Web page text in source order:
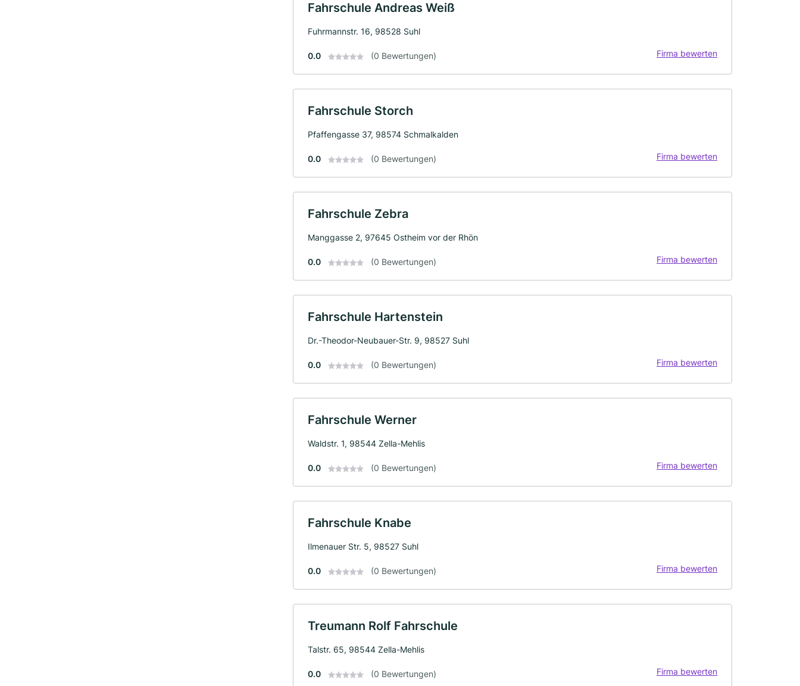
Fahrschule Andreas Weiß
Fuhrmannstr. 16, 98528 Suhl
0.0 (0 Bewertungen) Firma bewerten
Fahrschule Storch
Pfaffengasse 37, 98574 Schmalkalden
0.0 (0 Bewertungen) Firma bewerten
Fahrschule Zebra
Manggasse 2, 97645 Ostheim vor der Rhön
0.0 (0 Bewertungen) Firma bewerten
Fahrschule Hartenstein
Dr.-Theodor-Neubauer-Str. 9, 98527 Suhl
0.0 (0 Bewertungen) Firma bewerten
Fahrschule Werner
Waldstr. 1, 98544 Zella-Mehlis
0.0 (0 Bewertungen) Firma bewerten
Fahrschule Knabe
Ilmenauer Str. 5, 98527 Suhl
0.0 (0 Bewertungen) Firma bewerten
Treumann Rolf Fahrschule
Talstr. 65, 98544 Zella-Mehlis
0.0 (0 Bewertungen) Firma bewerten